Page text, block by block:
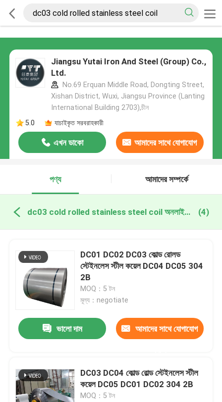
Jiangsu Yutai Iron And Steel (Group) Co.,
Ltd.
No.69 Erquan Middle Road, Dongting Street,
Xishan District, Wuxi, Jiangsu Province (Lanting
International Building 2703),চীন
5.0
যাচাইকৃত সরবরাহকারী
এখন ডাকো আমাদের সাথে যোগাযোগ
পণ্য
আমাদের সম্পর্কে
dc03 cold rolled stainless steel coil অনলাইন উত্পাদন (4)
DC01 DC02 DC03 কোল্ড রোলড
স্টেইনলেস স্টীল কয়েল DC04 DC05 304
2B
MOQ：5 টন
মূল্য：negotiate
ভালো দাম আমাদের সাথে যোগাযোগ
DC03 DC04 কোল্ড রোল্ড স্টেইনলেস স্টীল
কয়েল DC05 DC01 DC02 304 2B
MOQ：5 টন